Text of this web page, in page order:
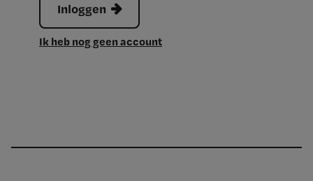
Inloggen
Ik heb nog geen account